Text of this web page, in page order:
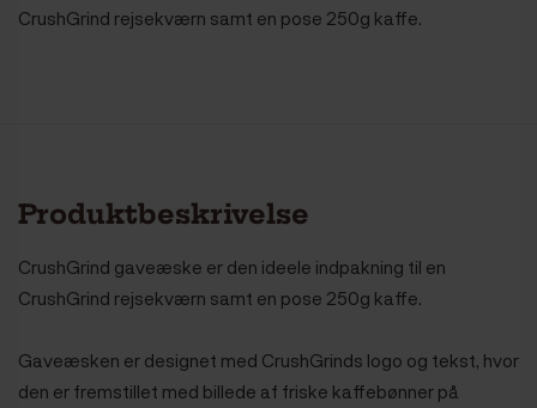
CrushGrind rejsekværn samt en pose 250g kaffe.
Produktbeskrivelse
CrushGrind gaveæske er den ideele indpakning til en
CrushGrind rejsekværn samt en pose 250g kaffe.
Gaveæsken er designet med CrushGrinds logo og tekst, hvor
den er fremstillet med billede af friske kaffebønner på